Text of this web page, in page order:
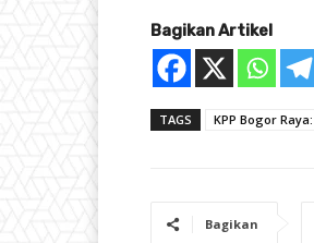
Bagikan Artikel
TAGS KPP Bogor
Bagikan